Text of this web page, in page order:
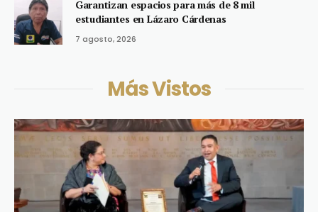
Garantizan espacios para más de 8 mil
estudiantes en Lázaro Cárdenas
7 agosto, 2026
Más Vistos